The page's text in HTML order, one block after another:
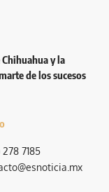
y la
de los sucesos
278 7185